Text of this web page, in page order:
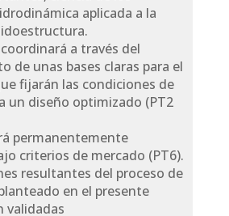
aplicada a la
a través del
de unas bases claras para el
fijarán las condiciones de
un diseño optimizado (PT2
permanentemente
criterios de mercado (PT6).
resultantes del proceso de
en el presente
validadas